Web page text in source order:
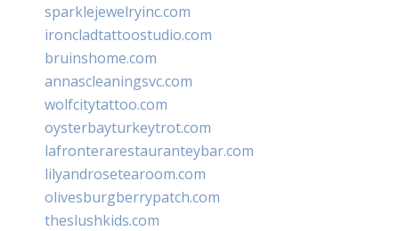
sparklejewelryinc.com
ironcladtattoostudio.com
bruinshome.com
annascleaningsvc.com
wolfcitytattoo.com
oysterbayturkeytrot.com
lafronterarestauranteybar.com
lilyandrosetearoom.com
olivesburgberrypatch.com
theslushkids.com